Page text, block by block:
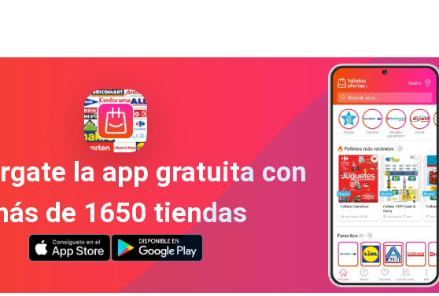
la app gratuita con
de 1650 tiendas